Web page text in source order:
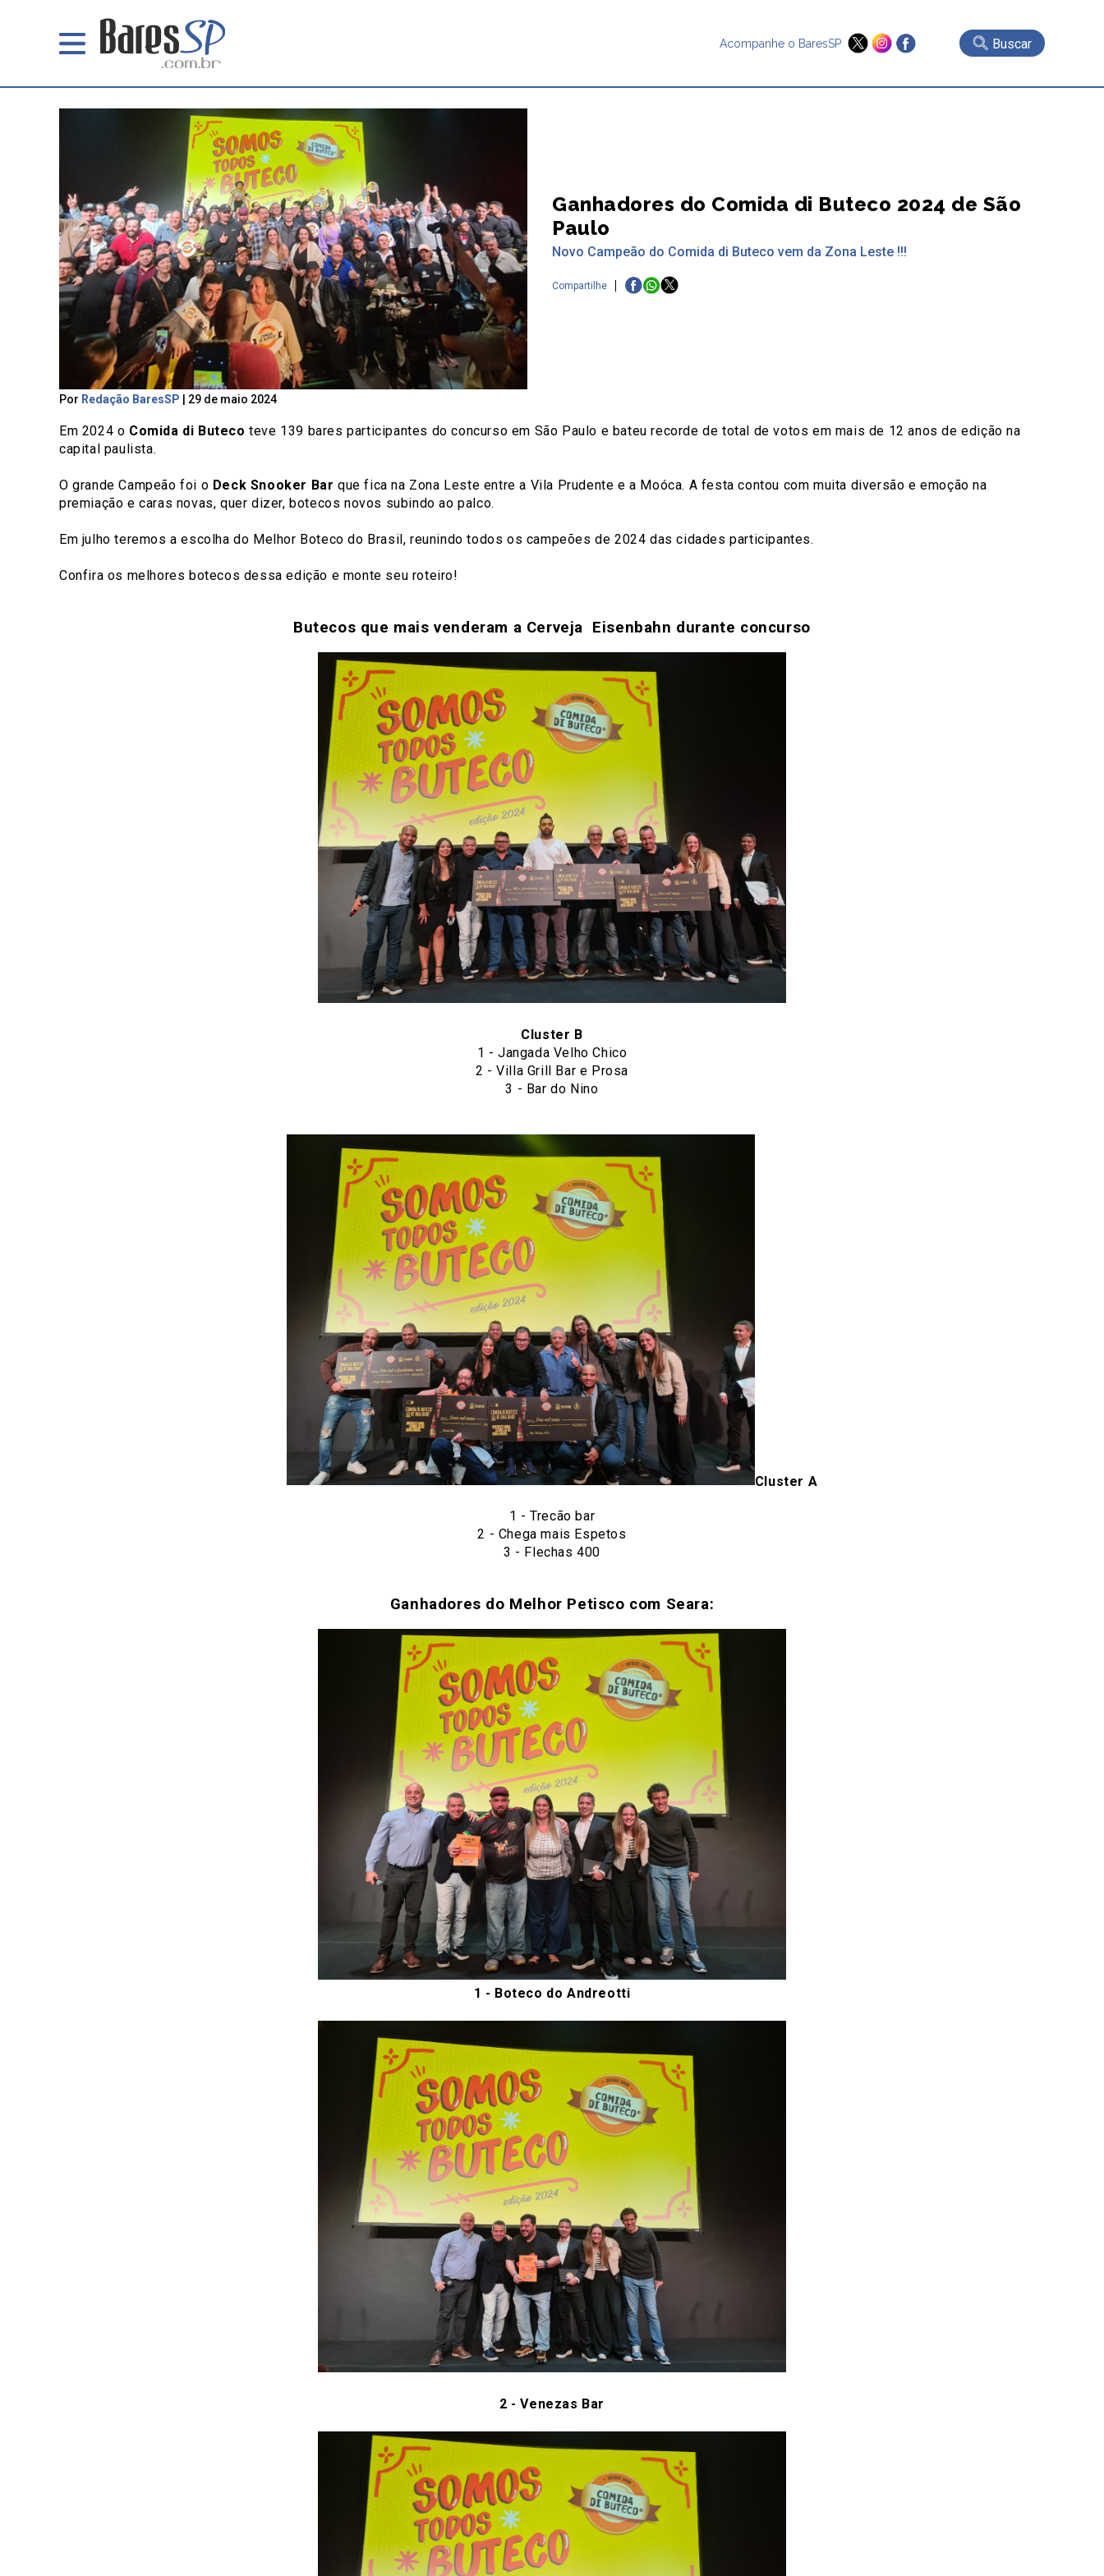
Acompanhe o BaresSP Buscar
Ganhadores do Comida di Buteco 2024 de São
Paulo
Novo Campeão do Comida di Buteco vem da Zona Leste !!!
Compartilhe
Por Redação BaresSP 29 de maio 2024
Em 2024 o Comida di Buteco teve 139 bares participantes do concurso em São Paulo e bateu recorde de total de votos em mais de 12 anos de edição na
capital paulista.
O grande Campeão foi o Deck Snooker Bar que fica na Zona Leste entre a Vila Prudente e a Moóca. A festa contou com muita diversão e emoção na
premiação e caras novas, quer dizer, botecos novos subindo ao palco.
Em julho teremos a escolha do Melhor Boteco do Brasil, reunindo todos os campeões de 2024 das cidades participantes.
Confira os melhores botecos dessa edição e monte seu roteiro!
Butecos que mais venderam a Cerveja Eisenbahn durante concurso
Cluster B
1 - Jangada Velho Chico
2 -Villa Grill Bar e Prosa
3 - Bar do Nino
Cluster A
1 -Trecão bar
2 - Chega mais Espetos
3 - Flechas 400
Ganhadores do Melhor Petisco com Seara:
1 - Boteco do Andreotti
2 -Venezas Bar